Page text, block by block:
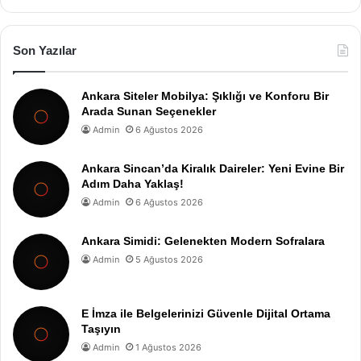
Son Yazılar
Ankara Siteler Mobilya: Şıklığı ve Konforu Bir
Arada Sunan Seçenekler
Admin 6 Ağustos 2026
Ankara Sincan’da Kiralık Daireler: Yeni Evine Bir
Adım Daha Yaklaş!
Admin 6 Ağustos 2026
Ankara Simidi: Gelenekten Modern Sofralara
Admin 5 Ağustos 2026
E İmza ile Belgelerinizi Güvenle Dijital Ortama
Taşıyın
Admin 1 Ağustos 2026